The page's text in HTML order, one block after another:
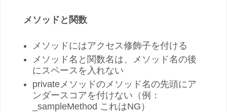
メソッドと関数
メソッドにはアクセス修飾子を付ける
メソッド名と関数名は、メソッド名の後
にスペースを入れない
privateメソッドのメソッド名の先頭にア
ンダースコアを付けない（例：
_sampleMethod これはNG）